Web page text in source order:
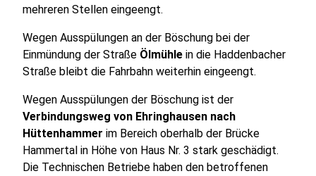
mehreren Stellen eingeengt.
Wegen Ausspülungen an der Böschung bei der
Einmündung der Straße Ölmühle in die Haddenbacher
Straße bleibt die Fahrbahn weiterhin eingeengt.
Wegen Ausspülungen der Böschung ist der
Verbindungsweg von Ehringhausen nach
Hüttenhammer im Bereich oberhalb der Brücke
Hammertal in Höhe von Haus Nr. 3 stark geschädigt.
Die Technischen Betriebe haben den betroffenen